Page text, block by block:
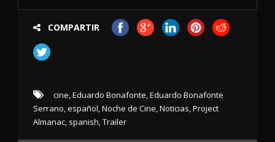
COMPARTIR
cine,Eduardo Bonafonte,Eduardo Bonafonte
Serrano,español,Noche de Cine,Noticias,Project
Almanac, spanish,Trailer